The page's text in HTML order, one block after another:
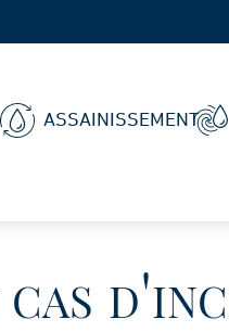
ASSAINISSEMENT
cas